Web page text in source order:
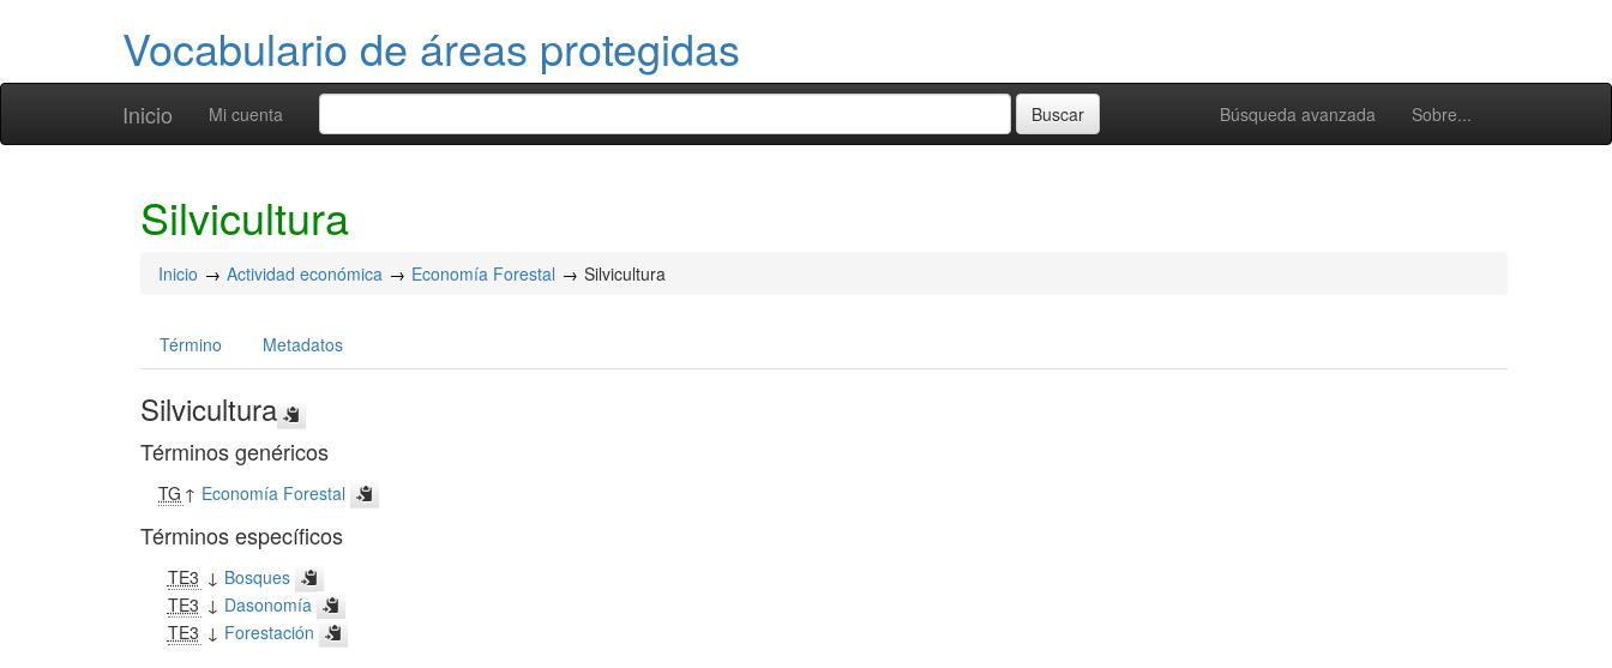
Vocabulario de áreas protegidas
Inicio Búsqueda avanzada Sobre...
Mi cuenta
Silvicultura
Inicio Actividad económica Economía Forestal Silvicultura
Término Metadatos
Silvicultura
Términos genéricos
TG ↑ Economía Forestal
Términos específicos
TE3 ↓ Bosques
TE3 ↓ Dasonomía
TE3 ↓ Forestación